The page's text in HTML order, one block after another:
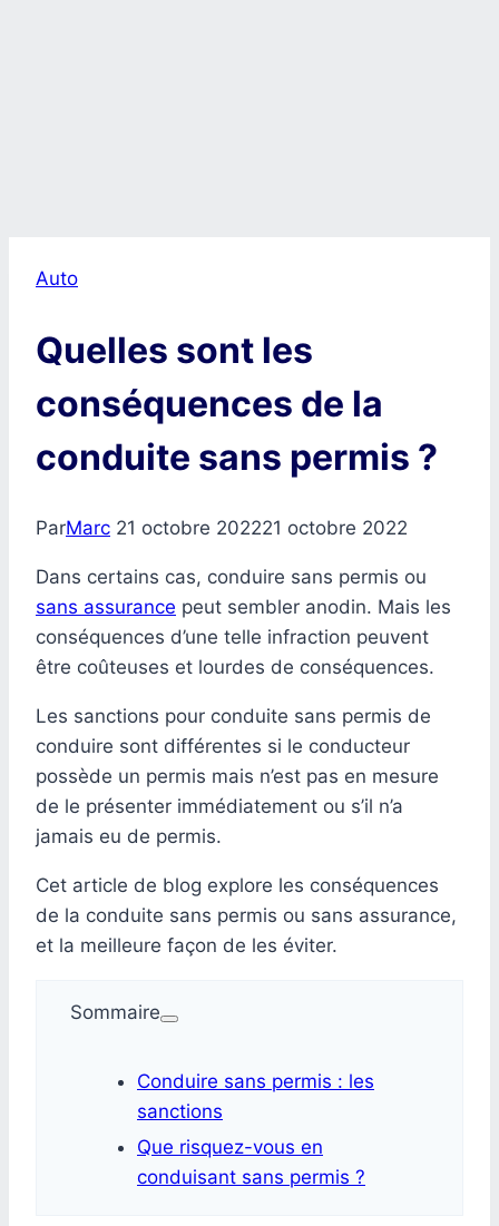
Auto
Quelles sont les
conséquences de la
conduite sans permis ?
ParMarc 21 octobre 202221 octobre 2022
Dans certains cas, conduire sans permis ou
sans assurance peut sembler anodin. Mais les
conséquences d’une telle infraction peuvent
être coûteuses et lourdes de conséquences.
Les sanctions pour conduite sans permis de
conduire sont différentes si le conducteur
possède un permis mais n’est pas en mesure
de le présenter immédiatement ou s’il n’a
jamais eu de permis.
Cet article de blog explore les conséquences
de la conduite sans permis ou sans assurance,
et la meilleure façon de les éviter.
Sommaire
Conduire sans permis : les
sanctions
Que risquez-vous en
conduisant sans permis ?